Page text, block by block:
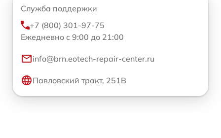
Служба поддержки
+7 (800) 301-97-75
Ежедневно с 9:00 до 21:00
info@brn.eotech-repair-center.ru
Павловский тракт, 251В